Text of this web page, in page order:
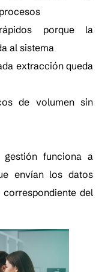
porque la
al sistema
extracción queda
de volumen sin
funciona a
envían los datos
del